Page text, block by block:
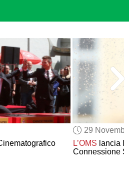
LICENSES
CARDS
LANGUAGES
US
ALEXA
ADJUST COLORS
29
L’OMS lancia
Connessione